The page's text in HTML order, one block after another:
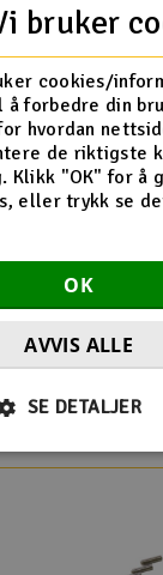
lek & hobby
& elkjøretøy
& tilbehør
Upper Arm -
Reservedeler XRay
så
bruker
cookies/
å forbedre din
hvordan
de riktigste
Klikk "OK" for å
eller trykk se
OK
AVVIS ALLE
SE DETALJER